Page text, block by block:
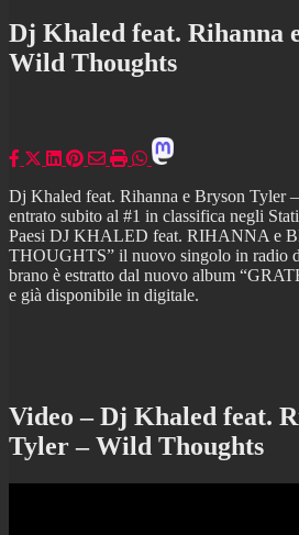
Dj Khaled feat. Rihanna
Wild Thoughts
Dj Khaled feat. Rihanna e Bryson Tyler
entrato subito al #1 in classifica negli
Paesi DJ KHALED feat. RIHANNA e
THOUGHTS” il nuovo singolo in radio
brano è estratto dal nuovo album
e già disponibile in digitale.
Video – Dj Khaled feat.
Tyler – Wild Thoughts